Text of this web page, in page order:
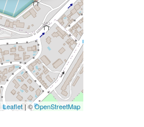
Leaflet | ©OpenStreetMap